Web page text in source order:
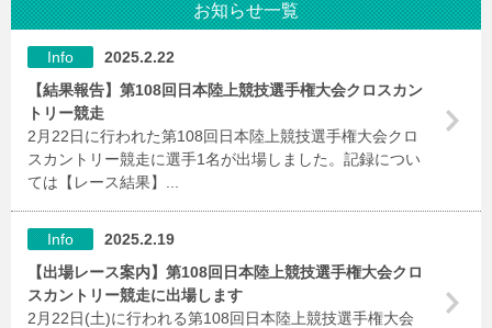
お知らせ一覧
Info
2025.2.22
【結果報告】第108回日本陸上競技選手権大会クロスカン
トリー競走
2月22日に行われた第108回日本陸上競技選手権大会クロ
スカントリー競走に選手1名が出場しました。記録につい
ては【レース結果】...
Info
2025.2.19
【出場レース案内】第108回日本陸上競技選手権大会クロ
スカントリー競走に出場します
2月22日(土)に行われる第108回日本陸上競技選手権大会